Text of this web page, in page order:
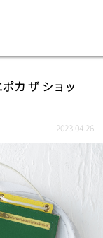
カ ザ ショッ
2023.04.26